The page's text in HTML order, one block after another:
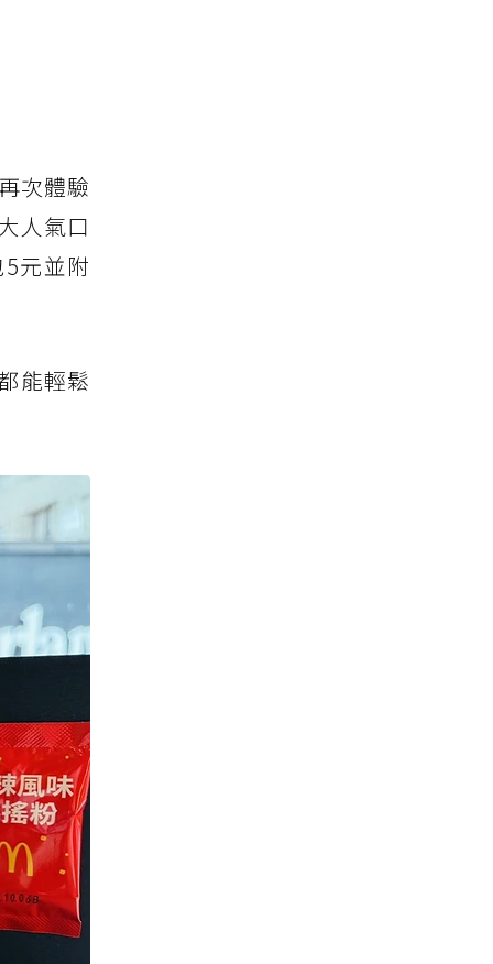
次體驗
人氣口
元並附
能輕鬆